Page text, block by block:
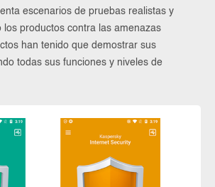
escenarios de pruebas realistas y
los productos contra las amenazas
han tenido que demostrar sus
todas sus funciones y niveles de